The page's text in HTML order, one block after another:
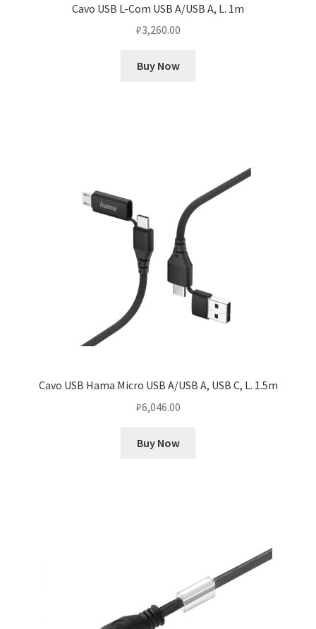
Cavo USB L-Com USB A/USB A, L. 1m
₽3,260.00
Buy Now
Cavo USB Hama Micro USB A/USB A, USB C, L. 1.5m
₽6,046.00
Buy Now